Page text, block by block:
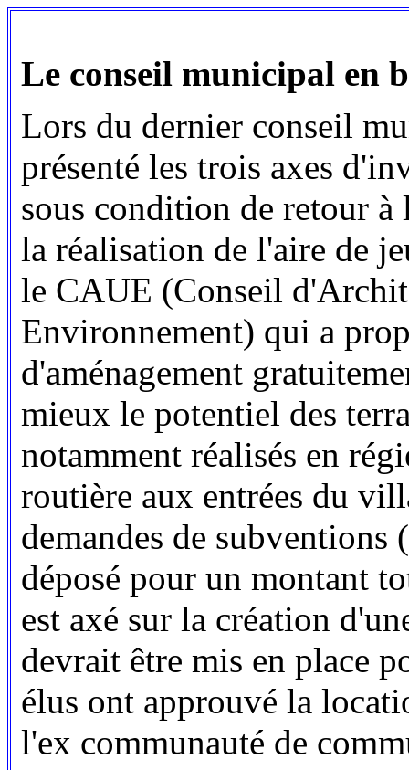
Le conseil municipal en
Lors du dernier conseil
présenté les trois axes
sous condition de retour
la réalisation de l'aire de
le CAUE (Conseil
Environnement) qui a
d'aménagement
mieux le potentiel des
notamment réalisés en
routière aux entrées du
demandes de subventions
déposé pour un montant
est axé sur la création
devrait être mis en place
élus ont approuvé la
l'ex communauté de